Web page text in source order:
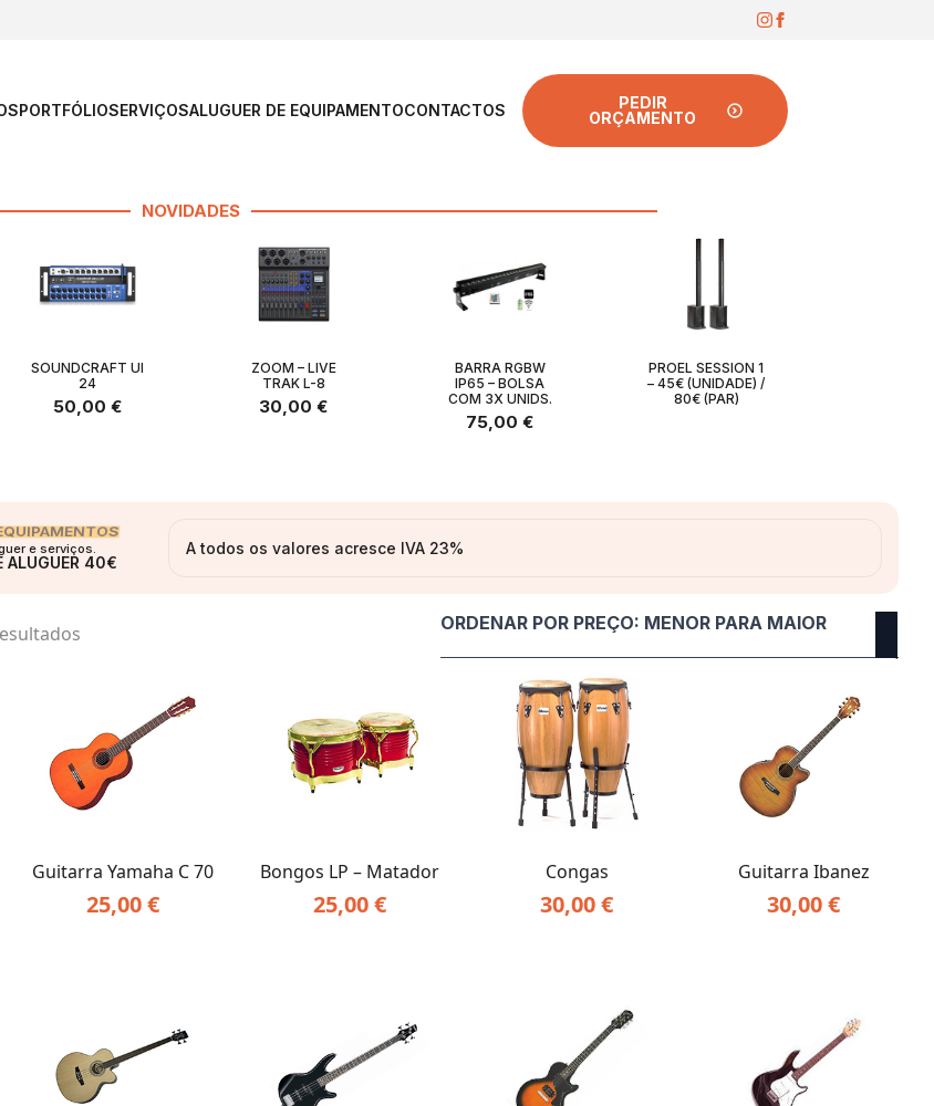
PORTFÓLIOSERVIÇOSALUGUER DE EQUIPAMENTOCONTACTOS
PEDIR
ORÇAMENTO
NOVIDADES
SOUNDCRAFT UI
24
50,00 €
ZOOM – LIVE
TRAK L-8
30,00€
BARRA RGBW
IP65 – BOLSA
COM 3X UNIDS.
75,00€
PROEL SESSION 1
– 45€ (UNIDADE) /
80€ (PAR)
e serviços.
ALUGUER 40€
A todos os valores acresce IVA 23%
para
maior
Guitarra Yamaha C 70
25,00€
Bongos LP – Matador
25,00€
Congas
30,00€
Guitarra Ibanez
30,00€